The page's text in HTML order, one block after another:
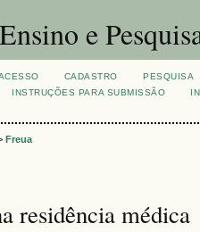
e
CADASTRO
PESQUISA
INSTRUÇÕES PARA SUBMISSÃO
Freua
residência médica